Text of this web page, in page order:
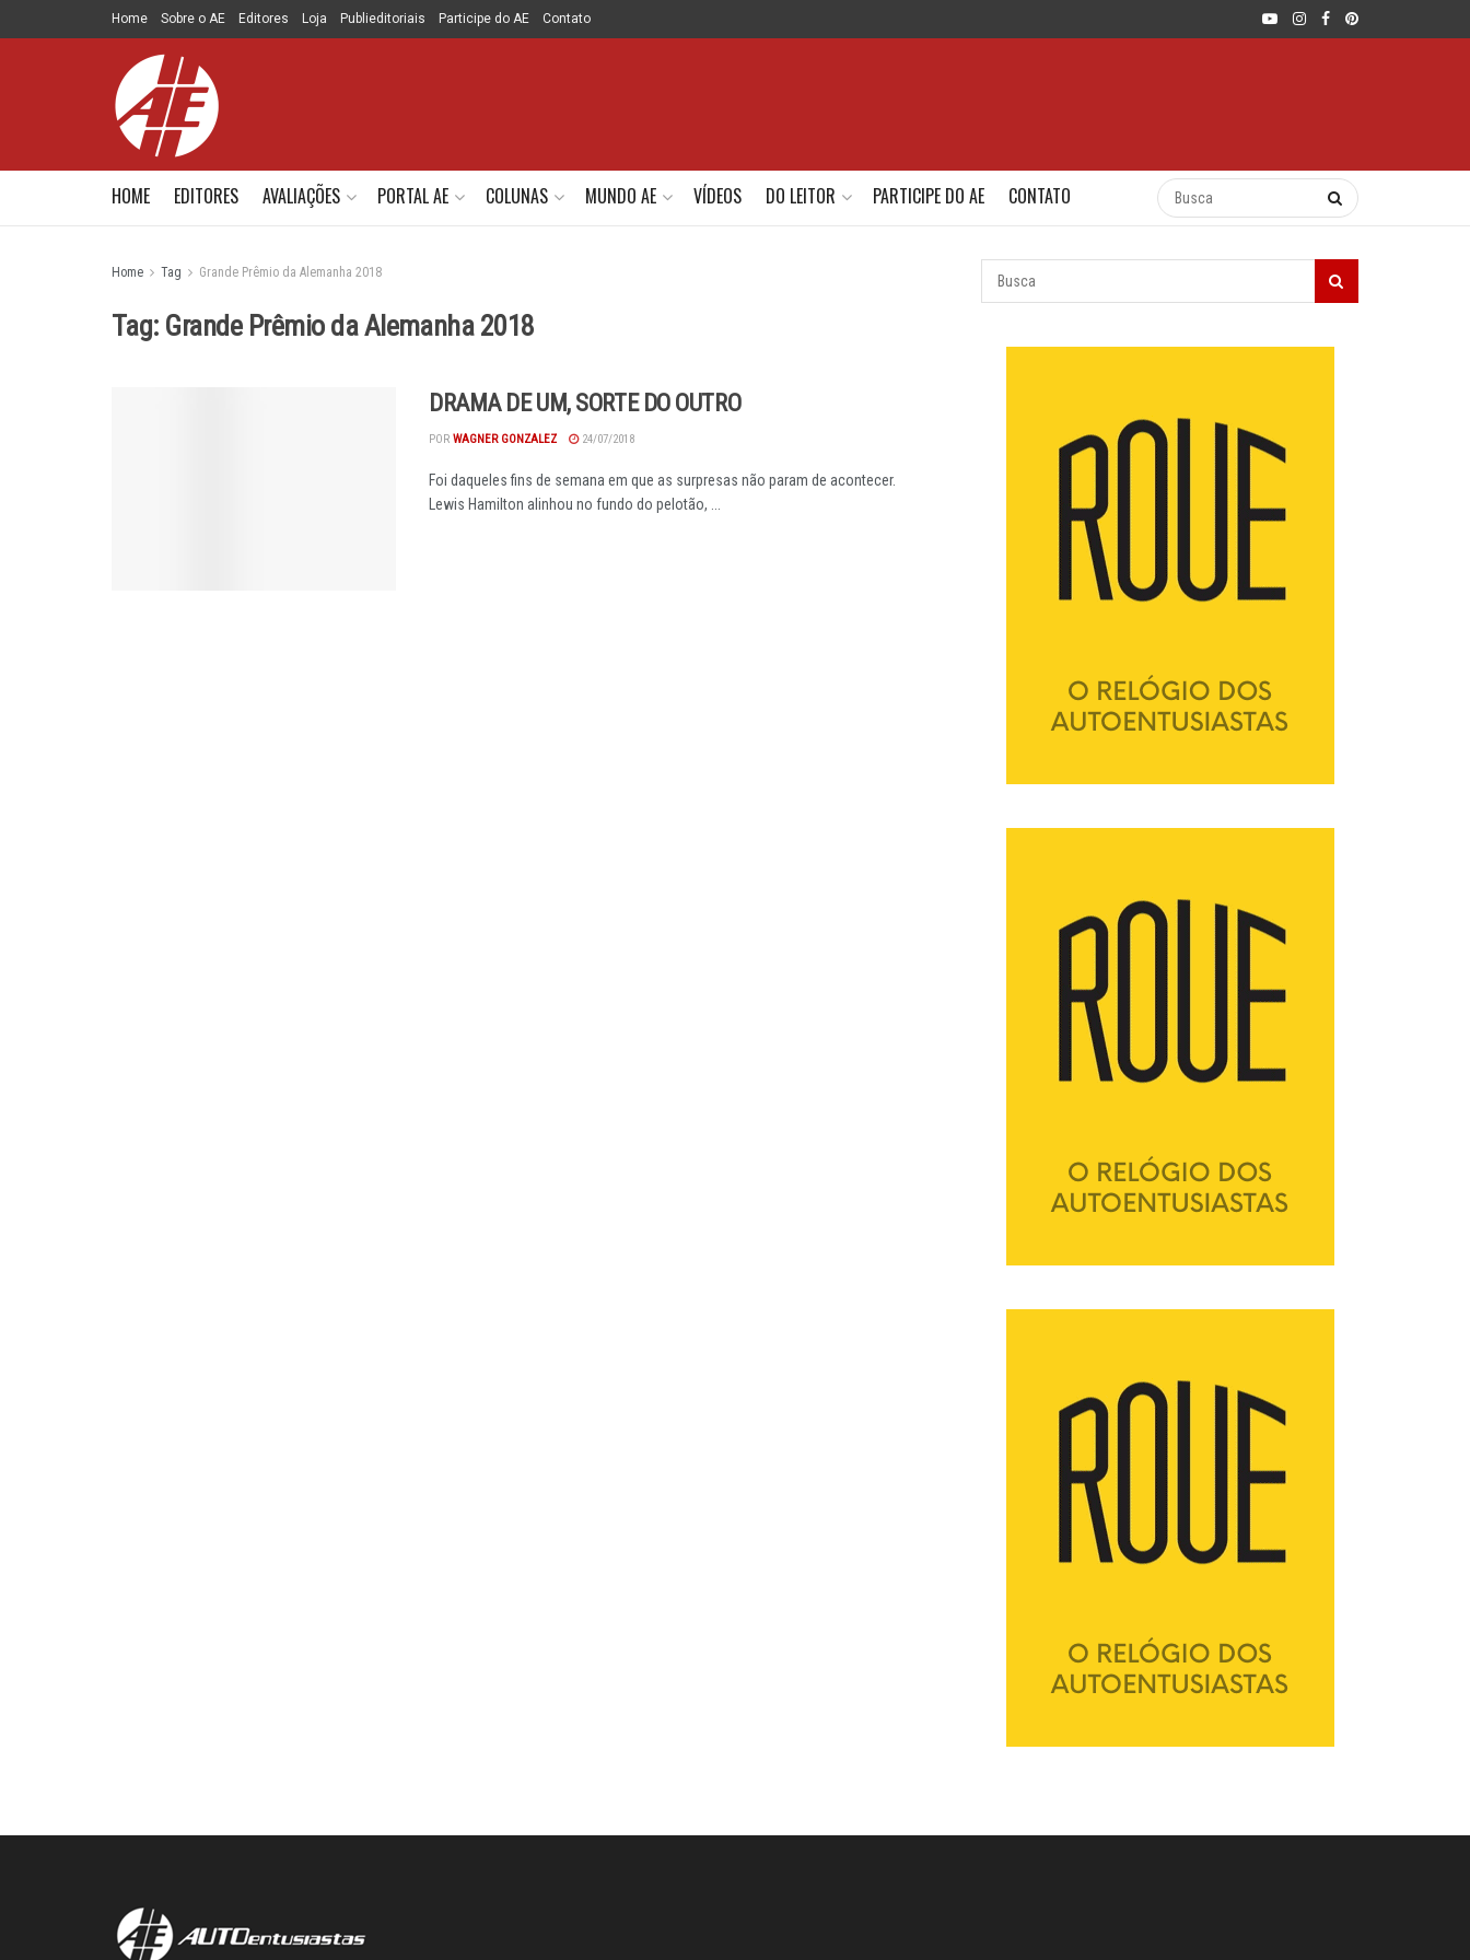
Home Sobre o AE Editores Loja Publieditoriais Participe do AE Contato
HOME EDITORES AVALIAÇÕES PORTAL AE COLUNAS MUNDO AE VÍDEOS DO LEITOR PARTICIPE DO AE CONTATO
Home Tag Grande Prêmio da Alemanha 2018
Tag: Grande Prêmio da Alemanha 2018
DRAMA DE UM, SORTE DO OUTRO
POR WAGNER GONZALEZ 24/07/2018
Foi daqueles fins de semana em que as surpresas não param de acontecer.
Lewis Hamilton alinhou no fundo do pelotão, ...